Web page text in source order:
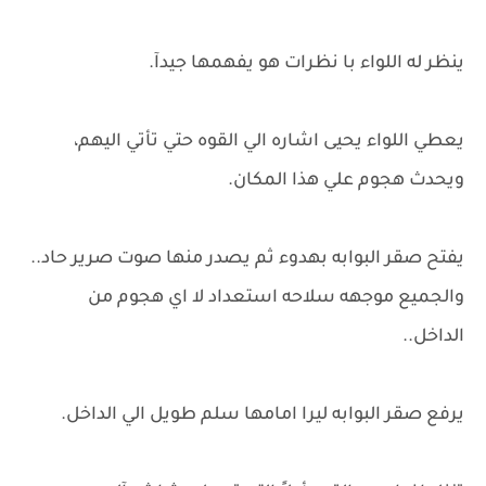
ينظر له اللواء با نظرات هو يفهمها جيدآ.
يعطي اللواء يحيى اشاره الي القوه حتي تأتي اليهم،
ويحدث هجوم علي هذا المكان.
يفتح صقر البوابه بهدوء ثم يصدر منها صوت صرير حاد..
والجميع موجهه سلاحه استعداد لا اي هجوم من
الداخل..
يرفع صقر البوابه ليرا امامها سلم طويل الي الداخل.